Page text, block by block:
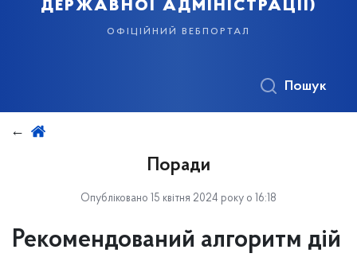
державної адміністрації)
офіційний вебпортал
Пошук
Поради
Опубліковано 15 квітня 2024 року о 16:18
Рекомендований алгоритм дій